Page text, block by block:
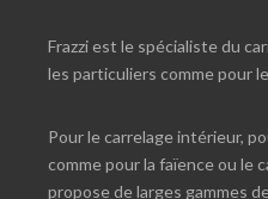
Frazzi est le spécialiste du
les particuliers comme pour
Pour le carrelage intérieur,
comme pour la faïence ou le
propose de larges gammes